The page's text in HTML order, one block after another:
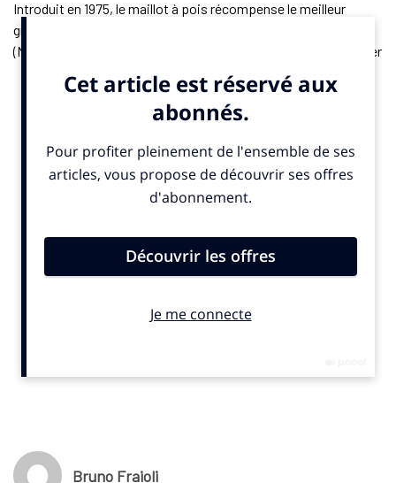
Introduit en 1975, le maillot à pois récompense le meilleur
grimpeur du Tour de France, dont l’édition 2025 partira de Lille
(Nord) le 5 juillet. Symbole fort de la Grande Boucle, il a vu défiler
des champions aux profils très différents. De Van Impe à
Voeckler, en passant par Claudio Chiappucci ou Romain
Bardet, ce maillot raconte une autre histoire du cyclisme. Le
forts, ses polémiques et ses métamorphoses.
L’ouvrage, richement illustré et préfacé par Richard Virenque,
parole aux coureurs qui l’ont porté ou convoité. Au total, 146
coureurs ont porté le maillot à pois, et 35 l’ont remporté.
Hugo Sport. 192 pages. 24,95 euros
Les partenaires du maillot à pois
Bruno Fraioli